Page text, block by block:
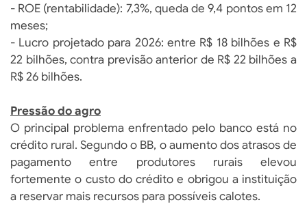
- ROE (rentabilidade): 7,3%, queda de 9,4 pontos em 12
meses;
- Lucro projetado para 2026: entre R$ 18 bilhões e R$
22 bilhões, contra previsão anterior de R$ 22 bilhões a
R$ 26 bilhões.
Pressão do agro
O principal problema enfrentado pelo banco está no
crédito rural. Segundo o BB, o aumento dos atrasos de
pagamento entre produtores rurais elevou
fortemente o custo do crédito e obrigou a instituição
a reservar mais recursos para possíveis calotes.